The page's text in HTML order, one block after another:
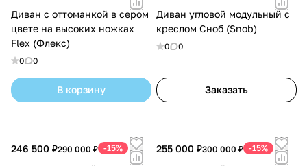
Диван с оттоманкой в сером
цвете на высоких ножках
Flex (Флекс)
0 0
В корзину
Диван угловой модульный с
креслом Сноб (Snob)
0 0
Заказать
246 500 ₽290 000 ₽ -15% 255 000 ₽300 000 ₽ -15%